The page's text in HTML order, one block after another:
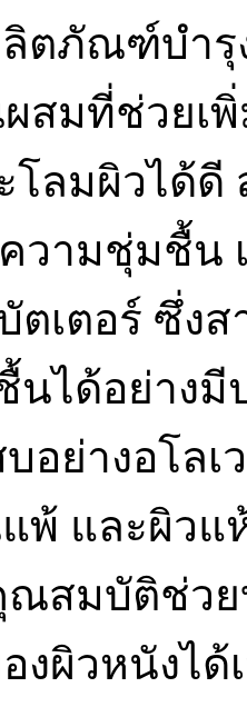
ลิตภัณฑ์บำรุ
สมที่ช่วยเ
โลมผิวได้
วามชุ่มชื้น
ตเตอร์ ซึ่ง
นได้อย่าง
อย่างอโล
พ้ และผิวแ
สมบัติช่วย
งผิวหนังไ